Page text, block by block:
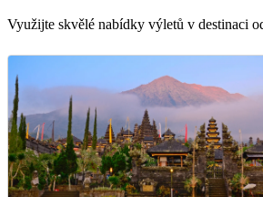
Využijte skvělé nabídky výletů v destinaci